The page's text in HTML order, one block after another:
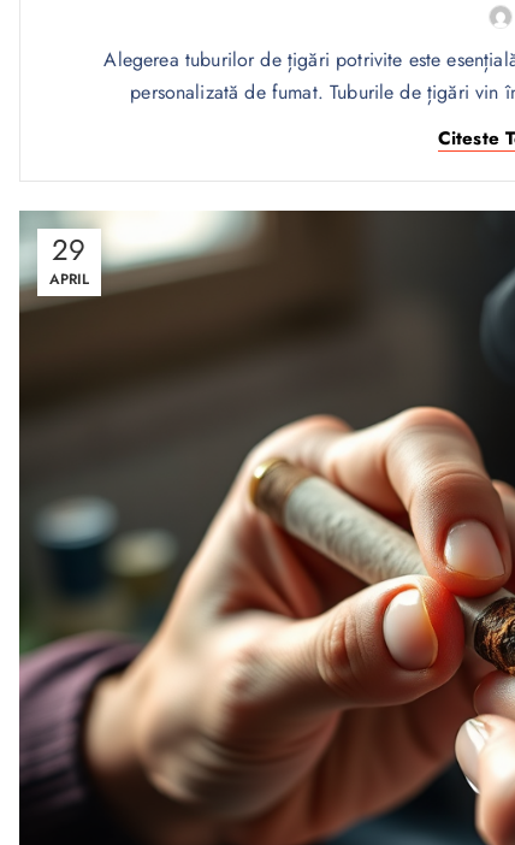
Alegerea tuburilor de țigări potrivite este
personalizată de fumat. Tuburile de țigări vin
Citeste
29
APRIL